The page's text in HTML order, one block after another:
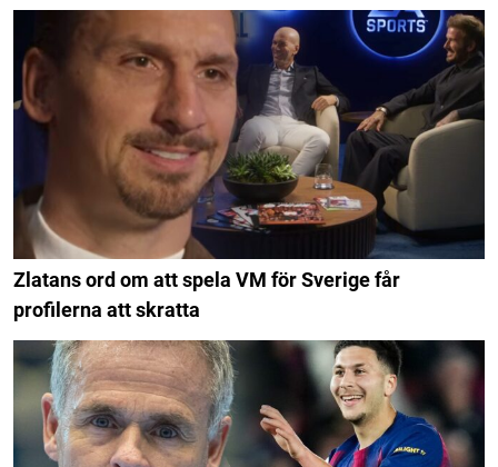
Zlatans ord om att spela VM för Sverige får
profilerna att skratta